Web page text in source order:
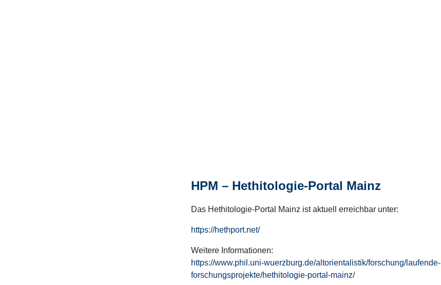
HPM – Hethitologie-Portal Mainz
Das Hethitologie-Portal Mainz ist aktuell erreichbar unter:
https://hethport.net/
Weitere Informationen:
https://www.phil.uni-wuerzburg.de/altorientalistik/forschung/laufende-
forschungsprojekte/hethitologie-portal-mainz/